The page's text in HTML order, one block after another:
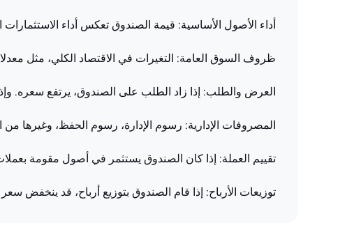
أداء الأصول الأساسية: قيمة الصندوق تعكس أداء
ظروف السوق العامة: التغيرات في الاقتصاد الكلي، مثل
العرض والطلب: إذا زاد الطلب على الصندوق، يرتفع سعره.
المصروفات الإدارية: رسوم الإدارة، رسوم الحفظ،
تقييم العملة: إذا كان الصندوق يستثمر في أصول مقومة
توزيعات الأرباح: إذا قام الصندوق بتوزيع أرباح، قد ينخفض